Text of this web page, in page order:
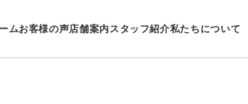
ムお客様の声店舗案内スタッフ紹介私たちについて